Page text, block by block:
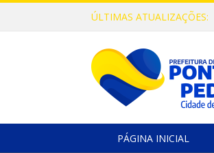
ÚLTIMAS ATUALIZAÇÕES:
PÁGINA INICIAL